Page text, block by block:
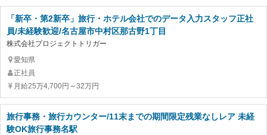
「新卒・第2新卒」旅行・ホテル会社でのデータ入力スタッフ正社
員/未経験歓迎/名古屋市中村区那古野1丁目
株式会社プロジェクトトリガー
愛知県
正社員
月給25万4,700円～32万円
旅行事務・旅行カウンター/11末までの期間限定残業なしレア 未経
験OK旅行事務名駅